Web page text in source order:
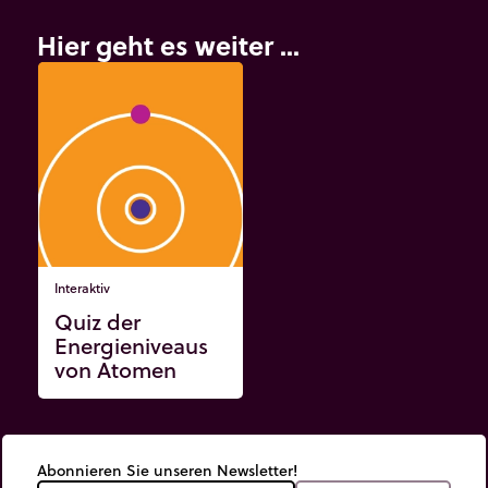
allgemeinen Relativitätstheorie grafisch darzustellen.
Hier geht es weiter ...
Interaktiv
Quiz der
Energieniveaus
von Atomen
Abonnieren Sie unseren Newsletter!